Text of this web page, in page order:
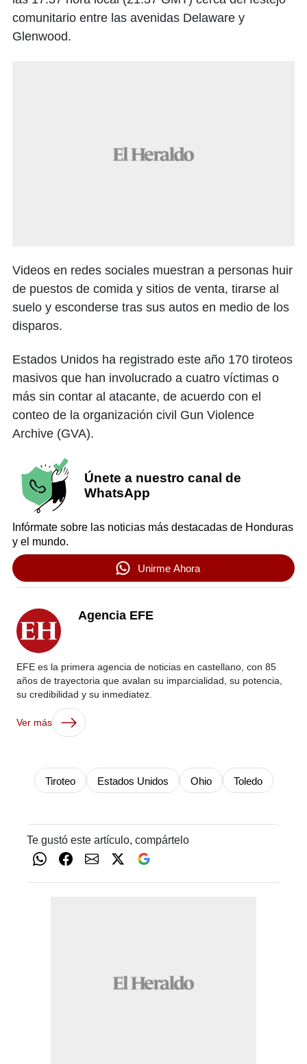
comunitario entre las avenidas Delaware y
Glenwood.
Videos en redes sociales muestran a personas huir
de puestos de comida y sitios de venta, tirarse al
suelo y esconderse tras sus autos en medio de los
disparos.
Estados Unidos ha registrado este año 170 tiroteos
masivos que han involucrado a cuatro víctimas o
más sin contar al atacante, de acuerdo con el
conteo de la organización civil Gun Violence
Archive (GVA).
Únete a nuestro canal de
WhatsApp
Infórmate sobre las noticias más destacadas de Honduras
y el mundo.
Unirme Ahora
Agencia EFE
EFE es la primera agencia de noticias en castellano, con 85
años de trayectoria que avalan su imparcialidad, su potencia,
su credibilidad y su inmediatez.
Ver más
Tiroteo Estados Unidos Ohio Toledo
Te gustó este artículo, compártelo